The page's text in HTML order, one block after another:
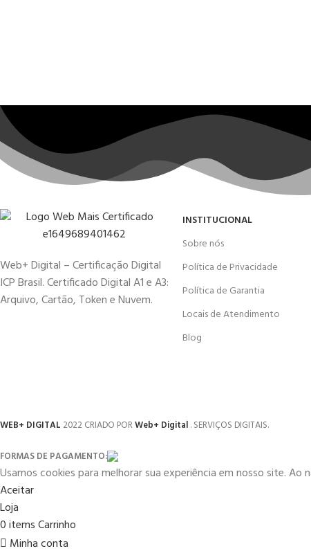
Web+ Digital – Certificação Digital
ICP Brasil. Certificado Digital A1 e A3:
Arquivo, Cartão, Token e Nuvem.
INSTITUCIONAL
Sobre nós
Política de Privacidade
Política de Garantia
Locais de Atendimento
Blog
WEB+ DIGITAL 2022 CRIADO PORWeb+ Digital. SERVIÇOS DIGITAIS.
FORMAS DE PAGAMENTO:
Usamos cookies para melhorar sua experiência em nosso site.
Aceitar
Loja
0itemsCarrinho
Minha conta